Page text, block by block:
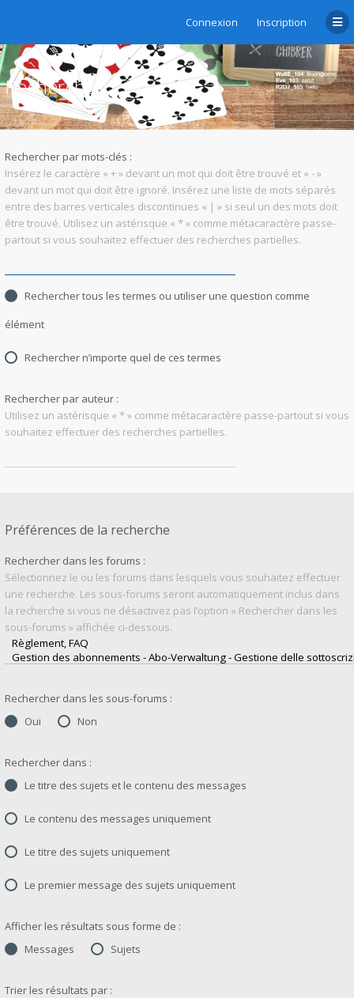
Connexion Inscription
Rechercher
Rechercher par mots-clés :
Insérez le caractère « + » devant un mot qui doit être trouvé et « - »
devant un mot qui doit être ignoré. Insérez une liste de mots séparés
entre des barres verticales discontinues « | » si seul un des mots doit
être trouvé. Utilisez un astérisque « * » comme métacaractère passe-
partout si vous souhaitez effectuer des recherches partielles.
Rechercher tous les termes ou utiliser une question comme
élément
Rechercher n’importe quel de ces termes
Rechercher par auteur :
Utilisez un astérisque « * » comme métacaractère passe-partout si vous
souhaitez effectuer des recherches partielles.
Préférences de la recherche
Rechercher dans les forums :
Sélectionnez le ou les forums dans lesquels vous souhaitez effectuer
une recherche. Les sous-forums seront automatiquement inclus dans
la recherche si vous ne désactivez pas l’option « Rechercher dans les
sous-forums » affichée ci-dessous.
Rechercher dans les sous-forums :
Oui
Non
Rechercher dans :
Le titre des sujets et le contenu des messages
Le contenu des messages uniquement
Le titre des sujets uniquement
Le premier message des sujets uniquement
Afficher les résultats sous forme de :
Messages
Sujets
Trier les résultats par :